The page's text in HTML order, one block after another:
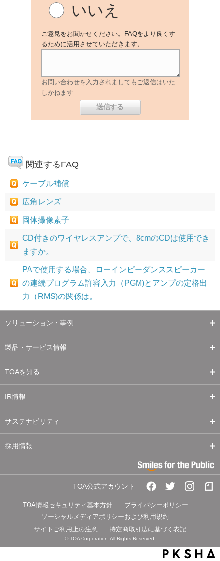
いいえ
ご意見をお聞かせください。FAQをより良くす
るために活用させていただきます。
お問い合わせを入力されましてもご返信はいた
しかねます
関連するFAQ
ケーブル補償
広角レンズ
固体撮像素子
CD付きのワイヤレスアンプで、8cmのCDは使用でき
ますか。
PAで使用する場合、ローインピーダンススピーカー
の連続プログラム許容入力（PGM)とアンプの定格出
力（RMS)の関係は。
ソリューション・事例
製品・サービス情報
TOAを知る
IR情報
サステナビリティ
採用情報
TOA公式アカウント
TOA情報セキュリティ基本方針
プライバシーポリシー
ソーシャルメディアポリシーおよび利用規約
サイトご利用上の注意
特定商取引法に基づく表記
© TOA Corporation. All Rights Reserved.